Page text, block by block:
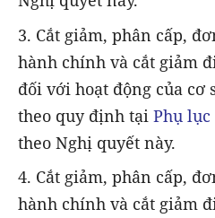
3. Cắt giảm, phân cấp,
hành chính và cắt giảm
đối với hoạt động của cơ
theo quy định tại Phụ
theo Nghị quyết này.
4. Cắt giảm, phân cấp,
hành chính và cắt giảm